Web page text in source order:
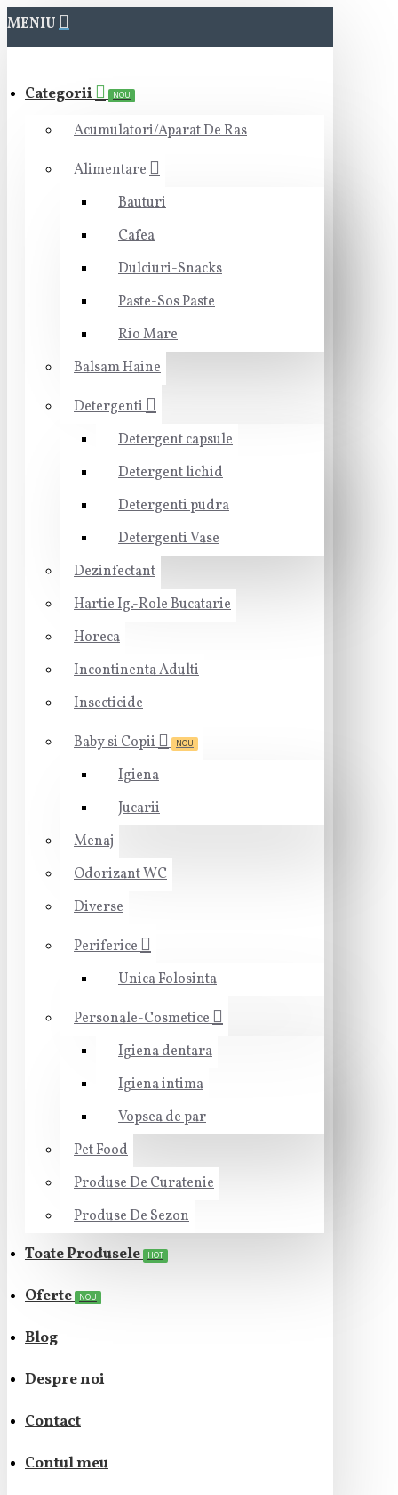
MENIU
Categorii NOU
Acumulatori/Aparat De Ras
Alimentare
Bauturi
Cafea
Dulciuri-Snacks
Paste-Sos Paste
Rio Mare
Balsam Haine
Detergenti
Detergent capsule
Detergent lichid
Detergenti pudra
Detergenti Vase
Dezinfectant
Hartie Ig.-Role Bucatarie
Horeca
Incontinenta Adulti
Insecticide
Baby si Copii
NOU
Igiena
Jucarii
Menaj
Odorizant WC
Diverse
Periferice
Unica Folosinta
Personale-Cosmetice
Igiena dentara
Igiena intima
Vopsea de par
Pet Food
Produse De Curatenie
Produse De Sezon
Toate Produsele HOT
Oferte NOU
Blog
Despre noi
Contact
Contul meu